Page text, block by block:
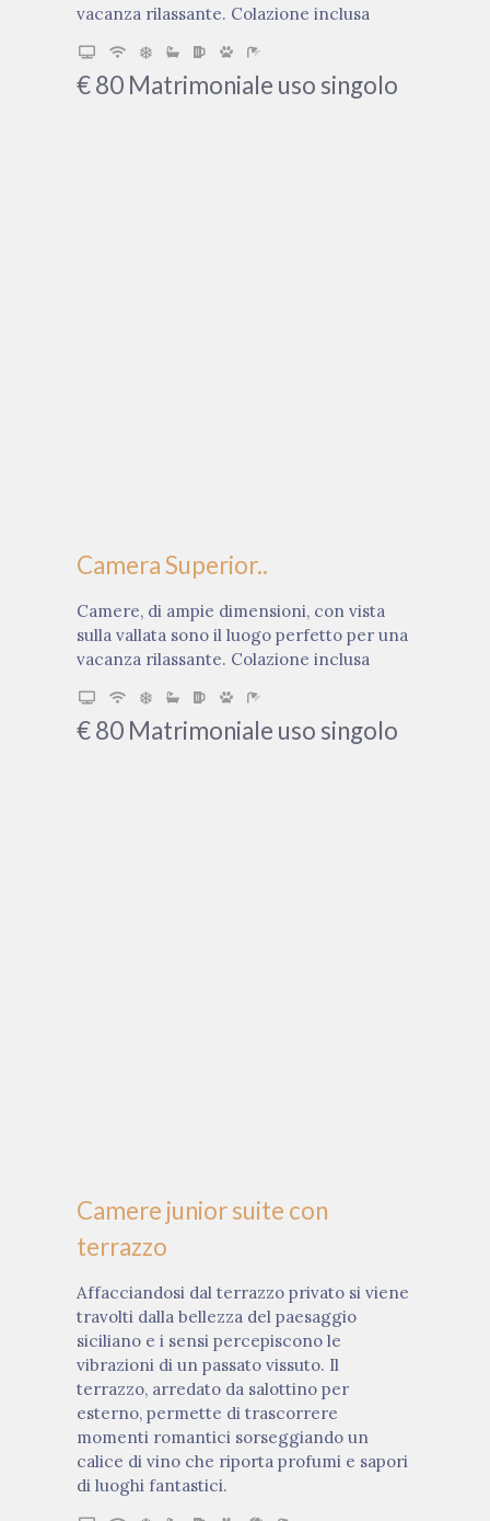
vacanza rilassante. Colazione inclusa
€80 Matrimoniale uso singolo
Camera Superior..
Camere, di ampie dimensioni, con vista
sulla vallata sono il luogo perfetto per una
vacanza rilassante. Colazione inclusa
€80 Matrimoniale uso singolo
Camere junior suite con
terrazzo
Affacciandosi dal terrazzo privato si viene
travolti dalla bellezza del paesaggio
siciliano e i sensi percepiscono le
vibrazioni di un passato vissuto. Il
terrazzo, arredato da salottino per
esterno, permette di trascorrere
momenti romantici sorseggiando un
calice di vino che riporta profumi e sapori
di luoghi fantastici.